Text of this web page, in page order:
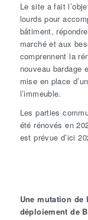
Le site a fait
lourds pour
bâtiment,
marché et aux
comprennent la
nouveau bardage
mise en place
l’immeuble.
Les parties
été rénovés en
est prévue d’ici
Une mutation de
déploiement de